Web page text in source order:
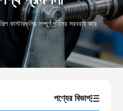
কাস্টার
সংবাদ
যোগাযোগ